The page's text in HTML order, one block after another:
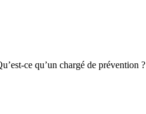
ce qu’un chargé de prévention ?